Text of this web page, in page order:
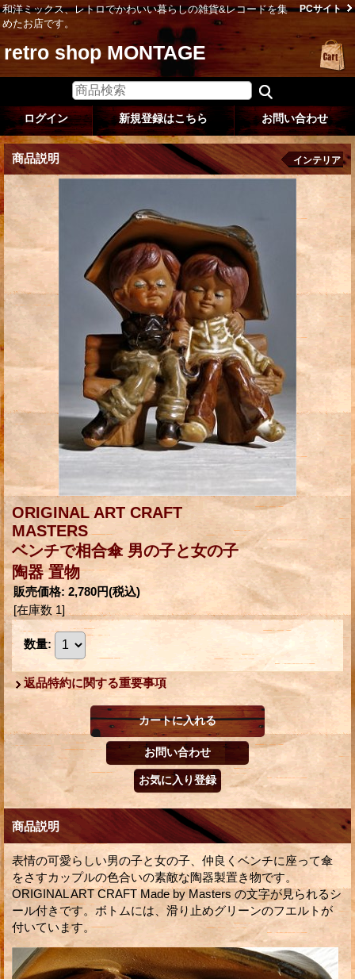
和洋ミックス、レトロでかわいい暮らしの雑貨&レコードを集
めたお店です。
PCサイト
retro shop MONTAGE
ログイン 新規登録はこちら お問い合わせ
商品説明 インテリア
ORIGINAL ART CRAFT
MASTERS
ベンチで相合傘 男の子と女の子
陶器 置物
販売価格: 2,780円(税込)
[在庫数 1]
数量:
返品特約に関する重要事項
商品説明
表情の可愛らしい男の子と女の子、仲良くベンチに座って傘
をさすカップルの色合いの素敵な陶器製置き物です。
ORIGINAL ART CRAFT Made by Masters の文字が見られるシ
ール付きです。ボトムには、滑り止めグリーンのフエルトが
付いています。